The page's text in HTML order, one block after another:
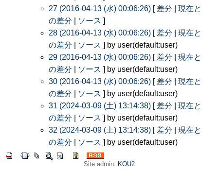
27 (2016-04-13 (水) 00:06:26) [ 差分
現在と
の差分
ソース ]
28 (2016-04-13 (水) 00:06:26) [ 差分
現在と
の差分
ソース ] by user(default:user)
29 (2016-04-13 (水) 00:06:26) [ 差分
現在と
の差分
ソース ] by user(default:user)
30 (2016-04-13 (水) 00:06:26) [ 差分
現在と
の差分
ソース ] by user(default:user)
31 (2024-03-09 (土) 13:14:38) [ 差分
現在と
の差分
ソース ] by user(default:user)
32 (2024-03-09 (土) 13:14:38) [ 差分
現在と
の差分
ソース ] by user(default:user)
Site admin: KOU2